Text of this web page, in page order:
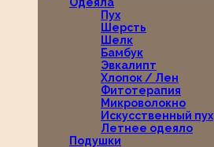
Пух
Шерсть
Шелк
Бамбук
Эвкалипт
Хлопок / Лен
Фитотерапия
Микроволокно
Искусственный пух
Летнее одеяло
Подушки